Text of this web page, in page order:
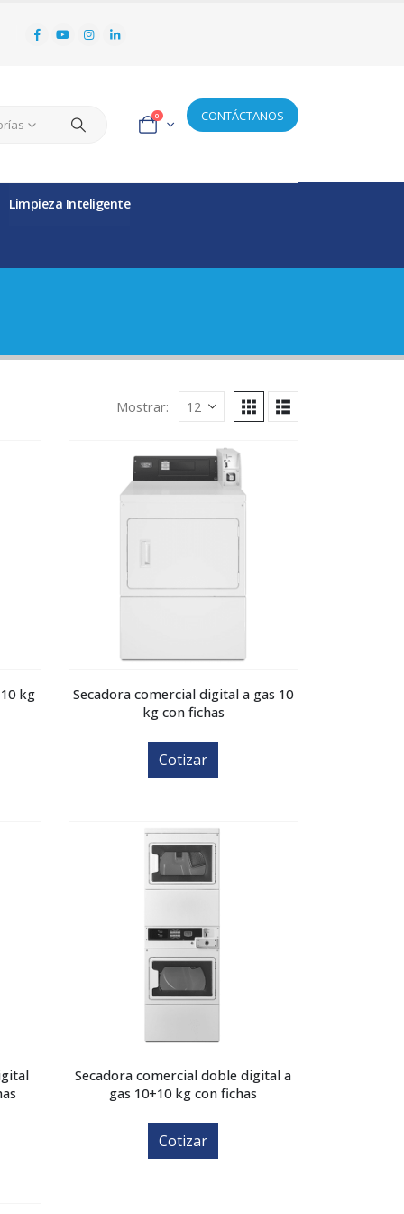
0 CONTÁCTANOS
Limpieza Inteligente
Mostrar:
kg
Secadora comercial digital a gas 10
kg con fichas
Cotizar
Secadora comercial doble digital a
gas 10+10 kg con fichas
Cotizar